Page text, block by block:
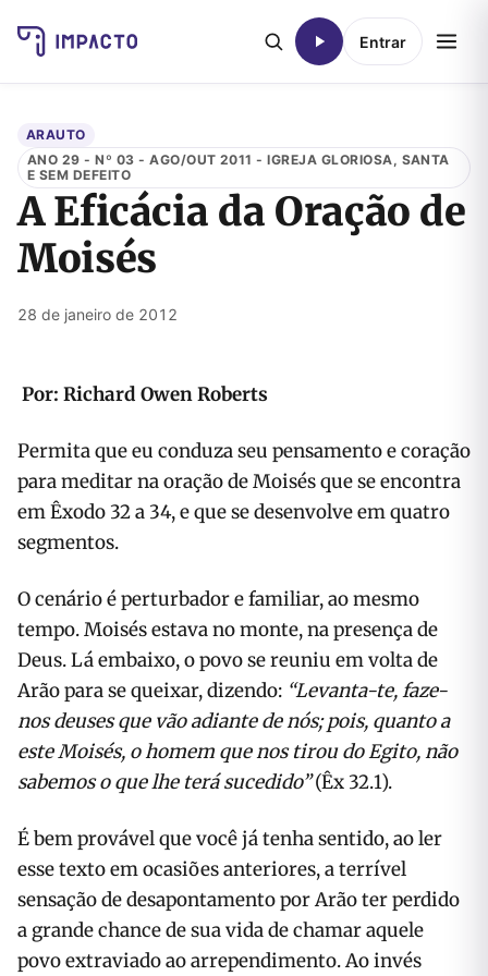
Entrar
ARAUTO
ANO 29 - Nº 03 - AGO/OUT 2011 - IGREJA GLORIOSA, SANTA
E SEM DEFEITO
A Eficácia da Oração de
Moisés
28 de janeiro de 2012
Por: Richard Owen Roberts
Permita que eu conduza seu pensamento e coração
para meditar na oração de Moisés que se encontra
em Êxodo 32 a 34, e que se desenvolve em quatro
segmentos.
O cenário é perturbador e familiar, ao mesmo
tempo. Moisés estava no monte, na presença de
Deus. Lá embaixo, o povo se reuniu em volta de
Arão para se queixar, dizendo: “Levanta-te, faze-
nos deuses que vão adiante de nós; pois, quanto a
este Moisés, o homem que nos tirou do Egito, não
sabemos o que lhe terá sucedido”(Êx 32.1).
É bem provável que você já tenha sentido, ao ler
esse texto em ocasiões anteriores, a terrível
sensação de desapontamento por Arão ter perdido
a grande chance de sua vida de chamar aquele
povo extraviado ao arrependimento. Ao invés